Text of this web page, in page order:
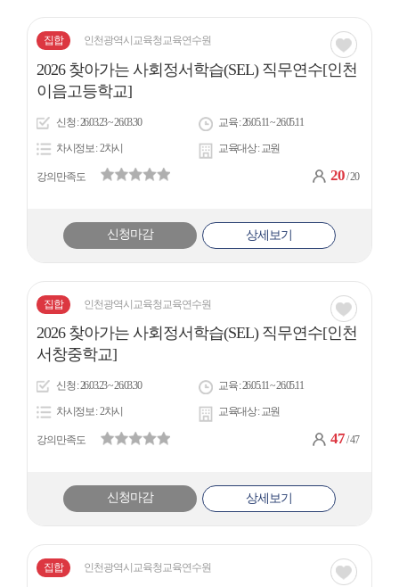
집합 인천광역시교육청교육연수원 관심
2026 찾아가는 사회정서학습(SEL) 직무연수[인천
이음고등학교]
신청 26.03.23 ~ 26.03.30 교육 26.05.11 ~ 26.05.11
차시정보 2차시 교육대상 교원
강의만족도 20/ 20
신청마감 상세보기
집합 인천광역시교육청교육연수원 관심
2026 찾아가는 사회정서학습(SEL) 직무연수[인천
서창중학교]
신청 26.03.23 ~ 26.03.30 교육 26.05.11 ~ 26.05.11
차시정보 2차시 교육대상 교원
강의만족도 47/ 47
신청마감 상세보기
집합 인천광역시교육청교육연수원 관심